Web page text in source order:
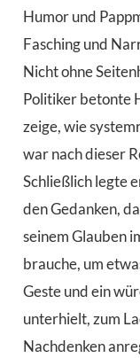
Humor und
Fasching und
Nicht ohne
Politiker betonte
zeige, wie
war nach dieser
Schließlich legte
den Gedanken,
seinem Glauben
brauche, um
Geste und ein
unterhielt, zum
Nachdenken